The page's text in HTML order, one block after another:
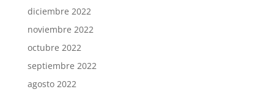
diciembre 2022
noviembre 2022
octubre 2022
septiembre 2022
agosto 2022